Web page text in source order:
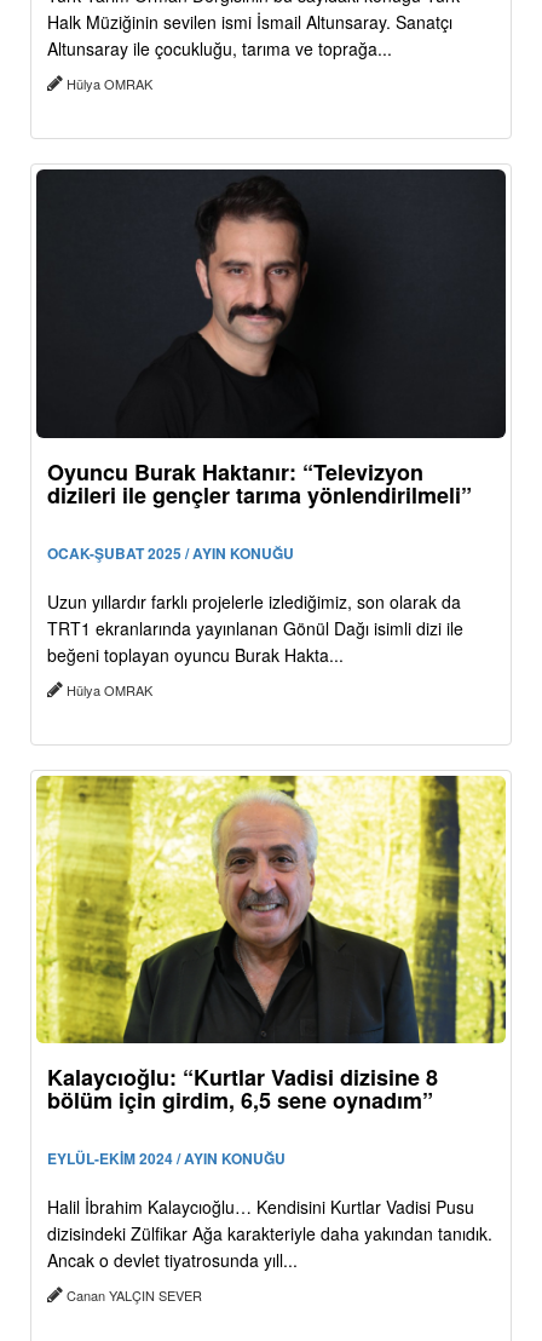
Halk Müziğinin sevilen ismi İsmail Altunsaray. Sanatçı
Altunsaray ile çocukluğu, tarıma ve toprağa...
Hülya OMRAK
Oyuncu Burak Haktanır: “Televizyon
dizileri ile gençler tarıma yönlendirilmeli”
OCAK-ŞUBAT 2025 / AYIN KONUĞU
Uzun yıllardır farklı projelerle izlediğimiz, son olarak da
TRT1 ekranlarında yayınlanan Gönül Dağı isimli dizi ile
beğeni toplayan oyuncu Burak Hakta...
Hülya OMRAK
Kalaycıoğlu: “Kurtlar Vadisi dizisine 8
bölüm için girdim, 6,5 sene oynadım”
EYLÜL-EKİM 2024 / AYIN KONUĞU
Halil İbrahim Kalaycıoğlu… Kendisini Kurtlar Vadisi Pusu
dizisindeki Zülfikar Ağa karakteriyle daha yakından tanıdık.
Ancak o devlet tiyatrosunda yıll...
Canan YALÇIN SEVER